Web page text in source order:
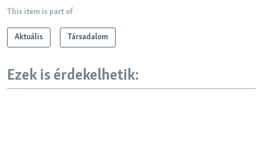
This item is part of
Aktuális Társadalom
Ezek is érdekelhetik: